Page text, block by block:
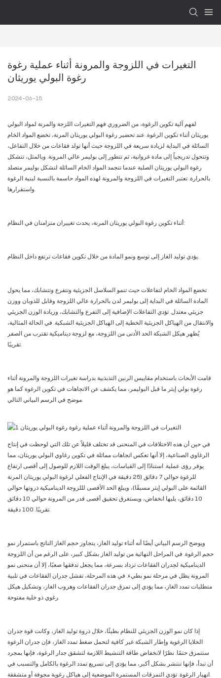
التغيرات في اللزوجة والمرونة أثناء عملية رغوة
رغوة البولي يوريثان
2024-06-15
لفهم آلية تكوين الرغوة، من الضروري فهم التغيرات اللزجة والمرنة لمواد البولي
يوريثان أثناء تكوين الرغوة. عند تحضير رغوة البولي يوريثان المرنة، تخضع المواد الخام
السائلة في البداية لزيادة سريعة في اللزوجة حيث أنها تولد فقاعات من خلال التفاعل،
وتتحول تدريجياً إلى مادة غروانية، ثم تتطور إلى بوليمر عالي المرونة. وبالمثل، تتشكل
رغوة البولي يوريثان الصلبة عندما تتجمد المواد الخام السائلة لتشكل بوليمر متصلد
بالحرارة. تعتبر التغيرات في اللزوجة والمرونة لهذه المواد حاسمة بالنسبة لبنية الرغوة
واستقرارها.
أثناء تكوين رغوة البولي يوريثان المرنة، يحدث تغييران متزامنان في النظام:
يؤدي توليد الغاز إلى توسع ونمو المادة من خلال تكوين فقاعات ترتفع داخل النظام.
تخضع المواد الخام لتفاعلات حيث تنمو السلاسل الجزيئية وتتفرع وتتشابك، مما يحول
المادة السائلة في البداية إلى بوليمر لدن بالحرارة عالي اللزوجة وقابل للذوبان ووزن
جزيئي معتدل. تؤدي التفاعلات الإضافية إلى التفرع والتشابك، وزيادة الوزن الجزيئي
والانتقال من الهياكل الجزيئية الخطية إلى الهياكل الجزيئية الشبكية. في الحالة المثالية،
يُظهر هيكل الشبكة الحد الأدنى من اللزوجة، مع لزوجة ديناميكية تقترب من الصفر
تقريبًا.
قامت الأبحاث باستخدام مقاييس الرنين التذبذبية بدراسة تغيرات اللزوجة والمرونة أثناء
رغوة بولي إيثر ما قبل البوليمر، مما يكشف عن الاتجاهات في تكوين الرغوة كما هو
موضح في الرسم البياني التالي.
في حين أن هذه الاختلافات في المنحنى قد تختلف قليلاً عن تلك التي لوحظت في إنتاج
الرغاوي الصناعية، إلا أنها تعكس اتجاهات مماثلة في تكوين رغاوي البولي يوريثان، مما
يوفر رؤى عملية. استنادًا إلى القياسات، يبلغ الوقت اللازم للوصول إلى أقصى ارتفاع
للرغوة حوالي 7 دقائق (25 دقيقة في الإنتاج الفعلي لرغوة البولي يوريثان المرنة
القائمة على البولي إيثر مسبقًا)، ويبلغ الحد الأقصى لللزوجة الديناميكية ذروتها حوالي
10 دقائق، يليها انخفاض، ويستغرق تحقيق أقصى قدر من المرونة حوالي 10 دقائق
تقريبًا. 100 دقيقة.
ويوضح الرسم البياني أيضًا أنه أثناء توليد الغاز، يتجاوز حجم الغاز الناتج باستمرار نمو
حجم الرغوة. في المراحل النهائية من توليد الغاز بشكل كبير، على الرغم من أن اللزوجة
الديناميكية لجدران الفقاعات تزداد بسرعة، مما يجعل تدفقها صعبًا، إلا أن منحنى نمو
المرونة يظل في مرحلة نمو بطيء. في هذه المرحلة، تفشل جدران الفقاعات في تلبية
متطلبات تمدد الغاز، مما يؤدي إلى تمزق جدران الفقاعات وهروب الغاز، وتشكيل هيكل
رغوي ذو خلية مفتوحة.
إذا كان نمو الوزن الجزيئي للنظام بطيئًا، خلال ذروة توليد الغاز، وكانت قوة جدران
الخلايا الرغوية وإطار الشبكة غير كافية لتحمل ضغط تمدد الغاز، فإن جدران الرغوة
ستتمزق حتمًا. نظرًا لانخفاض طاقة التنشيط اللازمة لتشقق جدار الرغوة، فإنها بمجرد
أن تبدأ، فإنها تنتشر بشكل أكبر، مما يؤدي إلى تسريع تمدد الرغوة بالكامل والتسبب في
انهيار الرغوة. تؤدي التمزقات المستمرة الموضعية إلى هياكل رغوية مجوفة أو متشققة.